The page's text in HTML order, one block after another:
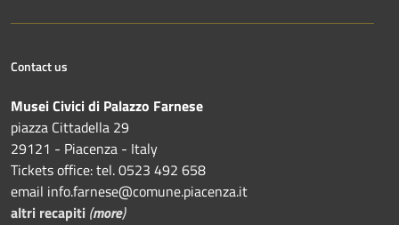
Contact us
Musei Civici di Palazzo Farnese
piazza Cittadella 29
29121 - Piacenza - Italy
Tickets office: tel. 0523 492 658
email info.farnese@comune.piacenza.it
altri recapiti (more)